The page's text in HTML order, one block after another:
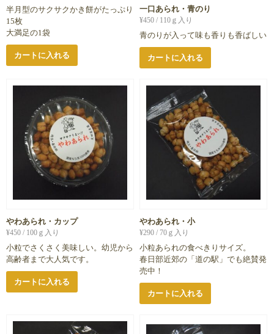
半月型のサクサクかき餅がたっぷり
15枚
大満足の1袋
カートに入れる
一口あられ・青のり
¥450 / 110ｇ入り
青のりが入って味も香りも香ばしい
カートに入れる
やわあられ・カップ
¥450 / 100ｇ入り
小粒でさくさく美味しい。幼児から
高齢者まで大人気です。
カートに入れる
やわあられ・小
¥290 / 70ｇ入り
小粒あられの食べきりサイズ。
春日部近郊の「道の駅」でも絶賛発
売中！
カートに入れる